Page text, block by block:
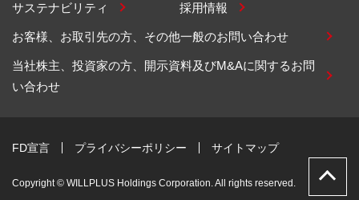
サステナビリティ 採用情報
お客様、お取引先の方、その他一般のお問い合わせ
当社株主、投資家の方、開示資料及びM&Aに関するお問
い合わせ
FD宣言 プライバシーポリシー サイトマップ
Copyright © WILLPLUS Holdings Corporation. All rights reserved.